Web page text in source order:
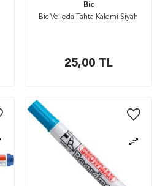
Bic
Bic Velleda Tahta Kalemi Siyah
25,00TL